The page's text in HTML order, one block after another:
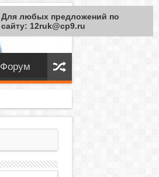
Форум
Для любых предложений по
сайту: 12ruk@cp9.ru